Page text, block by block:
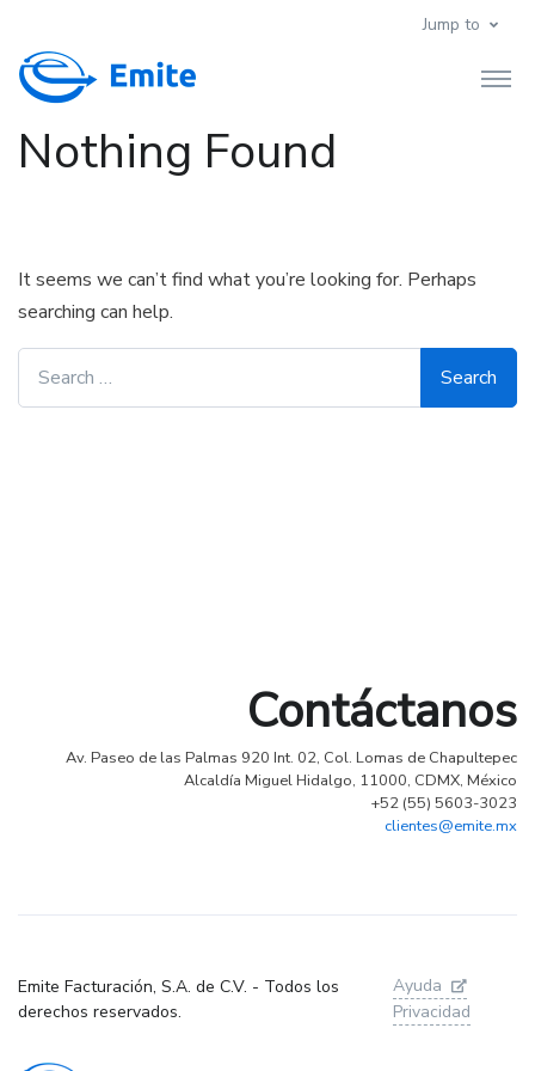
Jump to
Nothing Found
It seems we can’t find what you’re looking for. Perhaps
searching can help.
Contáctanos
Av. Paseo de las Palmas 920 Int. 02, Col. Lomas de Chapultepec
Alcaldía Miguel Hidalgo, 11000, CDMX, México
+52 (55) 5603-3023
clientes@emite.mx
Emite Facturación, S.A. de C.V. - Todos los
derechos reservados.
Ayuda
Privacidad